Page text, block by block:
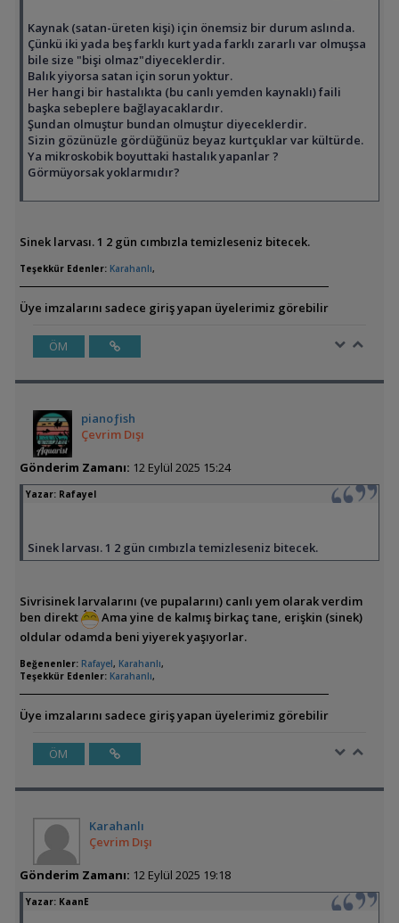
Kaynak (satan-üreten kişi) için önemsiz bir durum aslında.
Çünkü iki yada beş farklı kurt yada farklı zararlı var olmuşsa
bile size "bişi olmaz"diyeceklerdir.
Balık yiyorsa satan için sorun yoktur.
Her hangi bir hastalıkta (bu canlı yemden kaynaklı) faili
başka sebeplere bağlayacaklardır.
Şundan olmuştur bundan olmuştur diyeceklerdir.
Sizin gözünüzle gördüğünüz beyaz kurtçuklar var kültürde.
Ya mikroskobik boyuttaki hastalık yapanlar ?
Görmüyorsak yoklarmıdır?
Sinek larvası. 1 2 gün cımbızla temizleseniz bitecek.
Teşekkür Edenler: Karahanlı,
Üye imzalarını sadece giriş yapan üyelerimiz görebilir
ÖM
pianoƒish
Çevrim Dışı
Gönderim Zamanı: 12 Eylül 2025 15:24
Yazar: Rafayel
Sinek larvası. 1 2 gün cımbızla temizleseniz bitecek.
Sivrisinek larvalarını (ve pupalarını) canlı yem olarak verdim
ben direkt
Ama yine de kalmış birkaç tane, erişkin (sinek)
oldular odamda beni yiyerek yaşıyorlar.
Beğenenler: Rafayel, Karahanlı,
Teşekkür Edenler: Karahanlı,
Üye imzalarını sadece giriş yapan üyelerimiz görebilir
ÖM
Karahanlı
Çevrim Dışı
Gönderim Zamanı: 12 Eylül 2025 19:18
Yazar: KaanE